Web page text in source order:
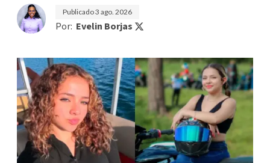
Publicado3 ago. 2026
Por: Evelin Borjas